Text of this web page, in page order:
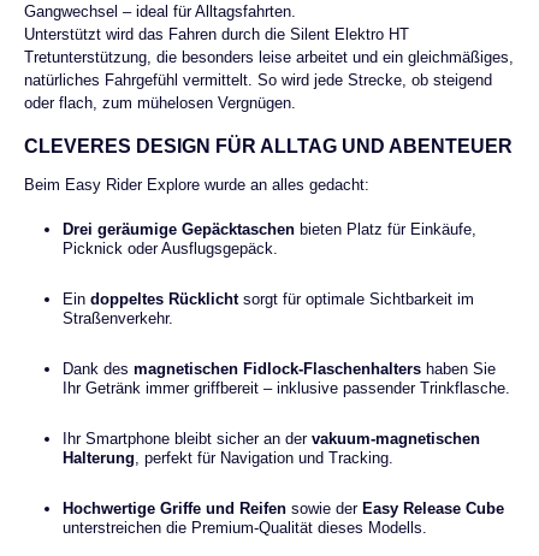
Gangwechsel – ideal für Alltagsfahrten.
Unterstützt wird das Fahren durch die Silent Elektro HT
Tretunterstützung, die besonders leise arbeitet und ein gleichmäßiges,
natürliches Fahrgefühl vermittelt. So wird jede Strecke, ob steigend
oder flach, zum mühelosen Vergnügen.
CLEVERES DESIGN FÜR ALLTAG UND ABENTEUER
Beim Easy Rider Explore wurde an alles gedacht:
Drei geräumige Gepäcktaschen bieten Platz für Einkäufe,
Picknick oder Ausflugsgepäck.
Ein doppeltes Rücklichtsorgt für optimale Sichtbarkeit im
Straßenverkehr.
Dank des magnetischen Fidlock-Flaschenhalters haben Sie
Ihr Getränk immer griffbereit – inklusive passender Trinkflasche.
Ihr Smartphone bleibt sicher an der vakuum-magnetischen
Halterung, perfekt für Navigation und Tracking.
Hochwertige Griffe und Reifen sowie der Easy Release Cube
unterstreichen die Premium-Qualität dieses Modells.